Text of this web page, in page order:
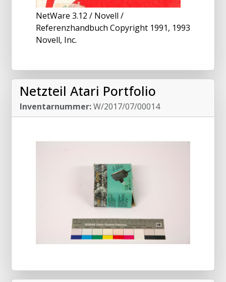
NetWare 3.12 / Novell /
Referenzhandbuch Copyright 1991, 1993
Novell, Inc.
Netzteil Atari Portfolio
Inventarnummer:W/2017/07/00014